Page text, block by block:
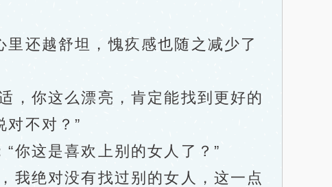
还越舒坦，愧疚感也随之减少了
你这么漂亮，肯定能找到更好的
对不对？”
这是喜欢上别的女人了？”
绝对没有找过别的女人，这一点